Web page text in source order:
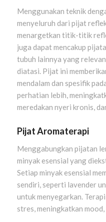
Menggunakan teknik
menyeluruh dari pijat
menargetkan titik-titik
juga dapat mencakup
tubuh lainnya yang
diatasi. Pijat ini
mendalam dan spesifik
perhatian lebih,
meredakan nyeri kronis,
Pijat Aromaterapi
Menggabungkan pijatan
minyak esensial yang
Setiap minyak esensial
sendiri, seperti lavender
untuk menyegarkan.
stres, meningkatkan